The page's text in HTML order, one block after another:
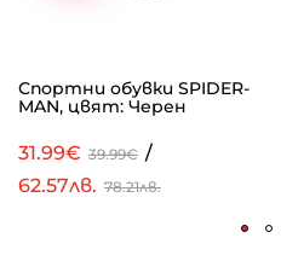
Спортни обувки SPIDER-
MAN, цвят: Черен
31.99€ 39.99€ /
62.57лв. 78.21лв.